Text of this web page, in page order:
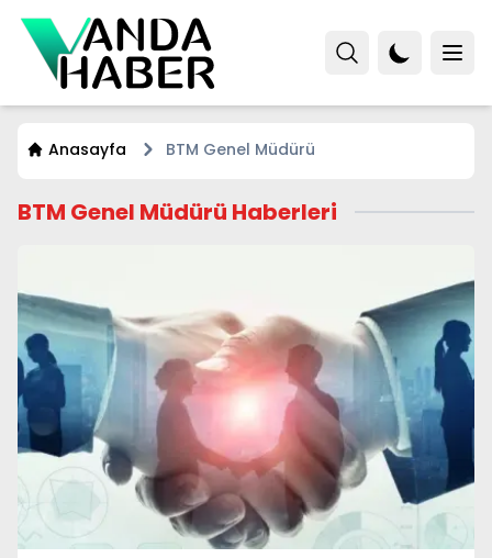
Anasayfa BTM Genel Müdürü
BTM Genel Müdürü Haberleri